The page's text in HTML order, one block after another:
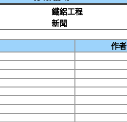
鐵鋁工程
新聞
作者